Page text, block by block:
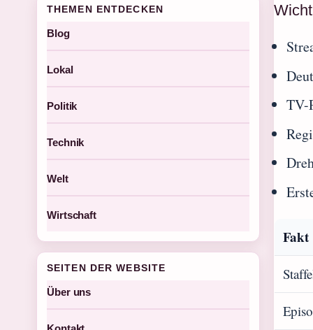
TV-
Fakt
THEMEN ENTDECKEN
Blog
Lokal
Politik
Technik
Welt
Wirtschaft
SEITEN DER WEBSITE
Über uns